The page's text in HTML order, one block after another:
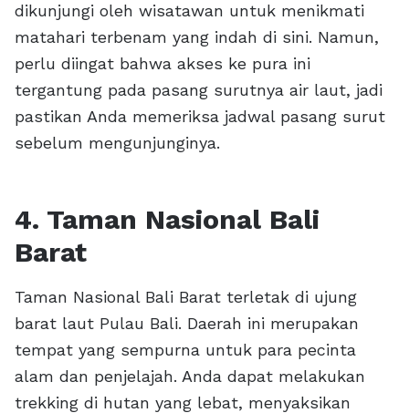
dikunjungi oleh wisatawan untuk menikmati
matahari terbenam yang indah di sini. Namun,
perlu diingat bahwa akses ke pura ini
tergantung pada pasang surutnya air laut, jadi
pastikan Anda memeriksa jadwal pasang surut
sebelum mengunjunginya.
4. Taman Nasional Bali
Barat
Taman Nasional Bali Barat terletak di ujung
barat laut Pulau Bali. Daerah ini merupakan
tempat yang sempurna untuk para pecinta
alam dan penjelajah. Anda dapat melakukan
trekking di hutan yang lebat, menyaksikan